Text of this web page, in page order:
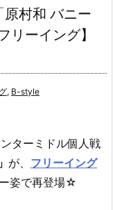
原村和 バニー
リーイング】
, B-style
ターミドル個人戦
」 が、 フリーイング
姿で再登場☆